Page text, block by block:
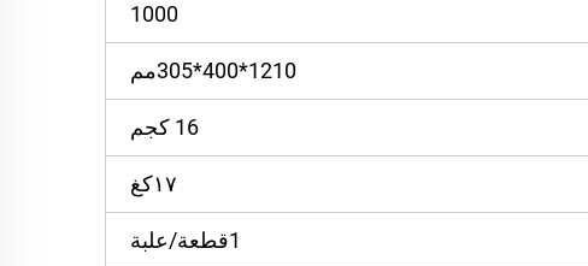
1000
1210*400*305مم
16 كجم
١٧كغ
1قطعة/علبة